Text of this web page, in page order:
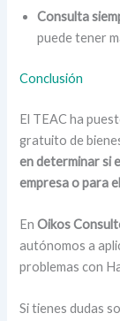
Consulta
puede tener
Conclusión
El TEAC ha
gratuito de
en determinar si
empresa o para
EnOikos
autónomos a
problemas con
Si tienes dudas